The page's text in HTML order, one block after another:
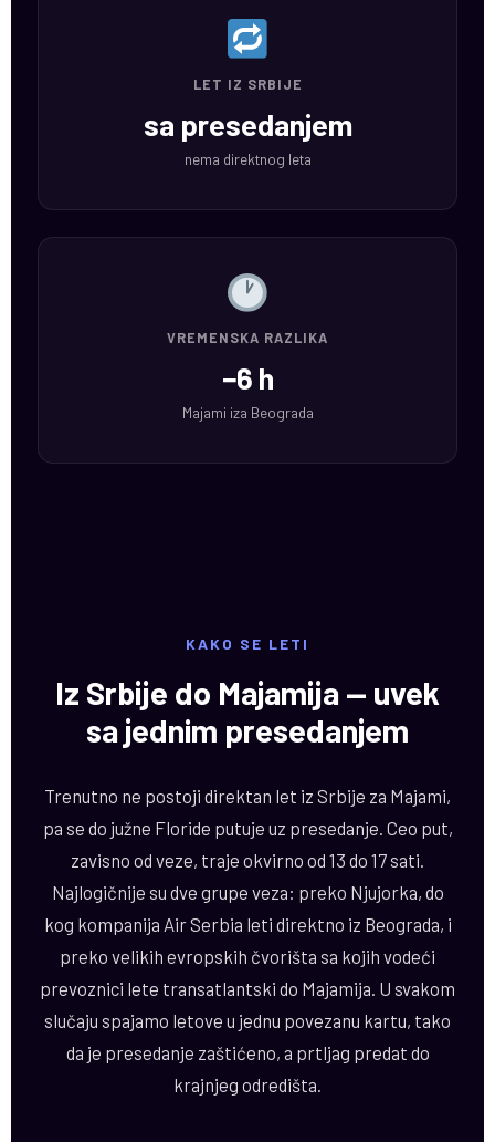
LET IZ SRBIJE
sa presedanjem
nema direktnog leta
VREMENSKA RAZLIKA
−6 h
Majami iza Beograda
KAKO SE LETI
Iz Srbije do Majamija — uvek
sa jednim presedanjem
Trenutno ne postoji direktan let iz Srbije za Majami,
pa se do južne Floride putuje uz presedanje. Ceo put,
zavisno od veze, traje okvirno od 13 do 17 sati.
Najlogičnije su dve grupe veza: preko Njujorka, do
kog kompanija Air Serbia leti direktno iz Beograda, i
preko velikih evropskih čvorišta sa kojih vodeći
prevoznici lete transatlantski do Majamija. U svakom
slučaju spajamo letove u jednu povezanu kartu, tako
da je presedanje zaštićeno, a prtljag predat do
krajnjeg odredišta.